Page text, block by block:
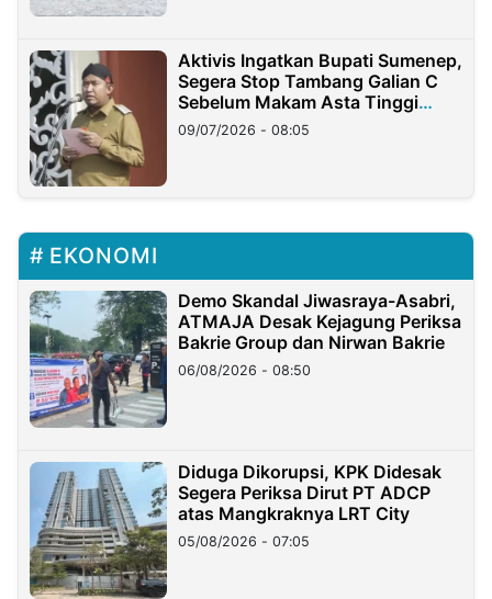
Aktivis Ingatkan Bupati Sumenep,
Segera Stop Tambang Galian C
Sebelum Makam Asta Tinggi
Longsor
09/07/2026 - 08:05
EKONOMI
Demo Skandal Jiwasraya-Asabri,
ATMAJA Desak Kejagung Periksa
Bakrie Group dan Nirwan Bakrie
06/08/2026 - 08:50
Diduga Dikorupsi, KPK Didesak
Segera Periksa Dirut PT ADCP
atas Mangkraknya LRT City
05/08/2026 - 07:05